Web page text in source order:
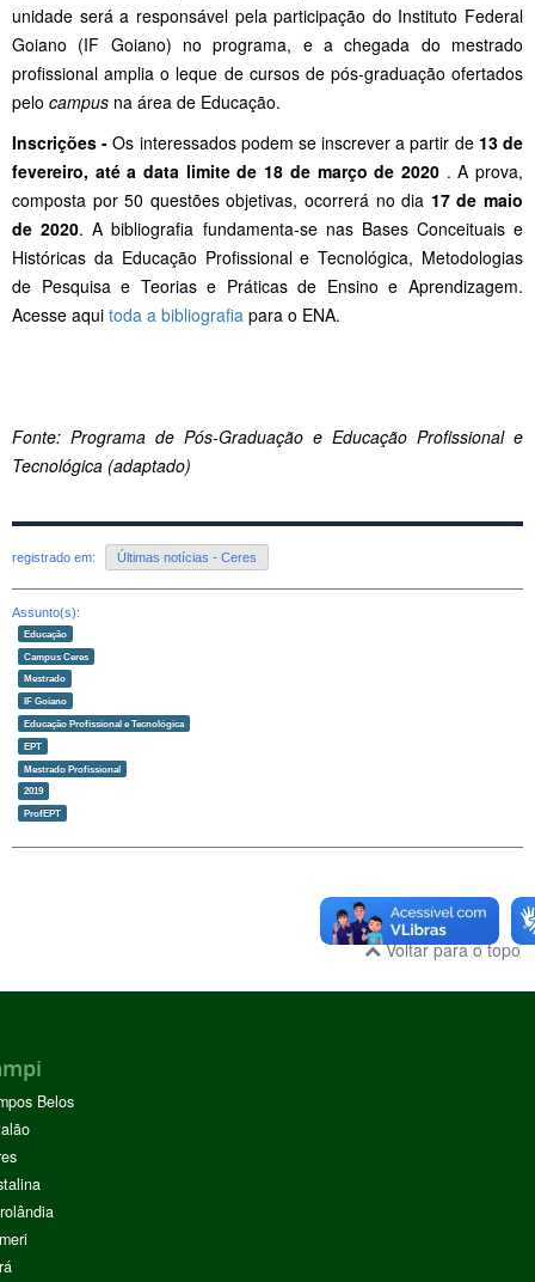
unidade será a responsável pela participação do Instituto Federal
Goiano (IF Goiano) no programa, e a chegada do mestrado
profissional amplia o leque de cursos de pós-graduação ofertados
pelo campus na área de Educação.
Inscrições - Os interessados podem se inscrever a partir de 13 de
fevereiro, até a data limite de 18 de março de 2020. A prova,
composta por 50 questões objetivas, ocorrerá no dia 17 de maio
de 2020. A bibliografia fundamenta-se nas Bases Conceituais e
Históricas da Educação Profissional e Tecnológica, Metodologias
de Pesquisa e Teorias e Práticas de Ensino e Aprendizagem.
Acesse aqui toda a bibliografia para o ENA.
Fonte: Programa de Pós-Graduação e Educação Profissional e
Tecnológica (adaptado)
registrado em: Últimas notícias - Ceres
Assunto(s):
Educação
Campus Ceres
Mestrado
IF Goiano
Educação Profissional e Tecnológica
EPT
Mestrado Profissional
2019
ProfEPT
Voltar para o topo
Belos